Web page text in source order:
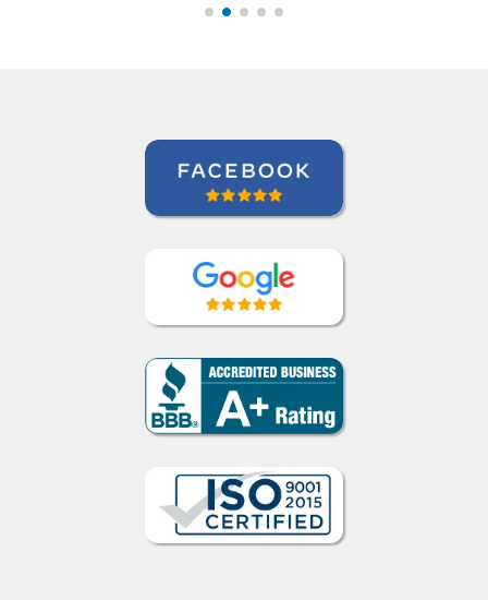
Curso de Sueco em Rio de Janeiro